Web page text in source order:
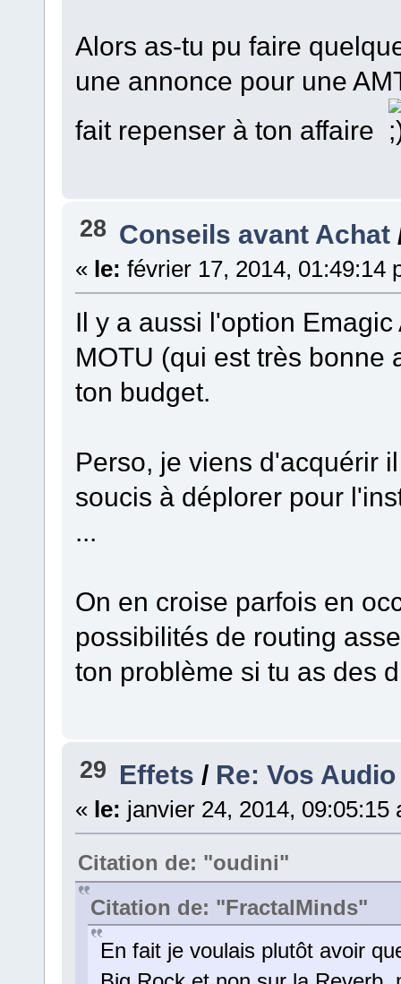
Alors as-tu pu faire
une annonce pour une
fait repenser à ton affaire
28 Conseils avant Achat
« le: février 17, 2014, 01:49:14
Il y a aussi l'option
MOTU (qui est très bonne
ton budget.
Perso, je viens d'acquérir
soucis à déplorer pour
...
On en croise parfois en
possibilités de routing
ton problème si tu as des
29 Effets / Re: Vos
« le: janvier 24, 2014, 09:05:15
Citation de: "oudini"
Citation de: "FractalMinds"
En fait je voulais plutôt avoir